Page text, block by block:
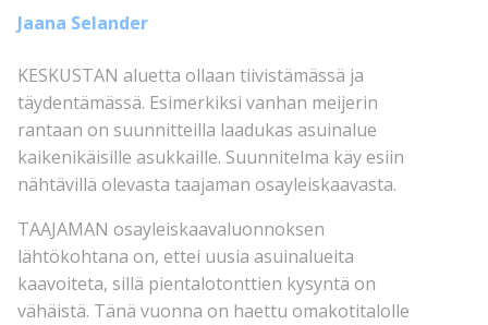
Jaana Selander
KESKUSTAN aluetta ollaan tiivistämässä ja
täydentämässä. Esimerkiksi vanhan meijerin
rantaan on suunnitteilla laadukas asuinalue
kaikenikäisille asukkaille. Suunnitelma käy esiin
nähtävillä olevasta taajaman osayleiskaavasta.
TAAJAMAN osayleiskaavaluonnoksen
lähtökohtana on, ettei uusia asuinalueita
kaavoiteta, sillä pientalotonttien kysyntä on
vähäistä. Tänä vuonna on haettu omakotitalolle